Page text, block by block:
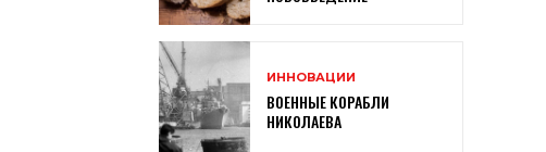
ИННОВАЦИИ
ВОЕННЫЕ КОРАБЛИ
НИКОЛАЕВА